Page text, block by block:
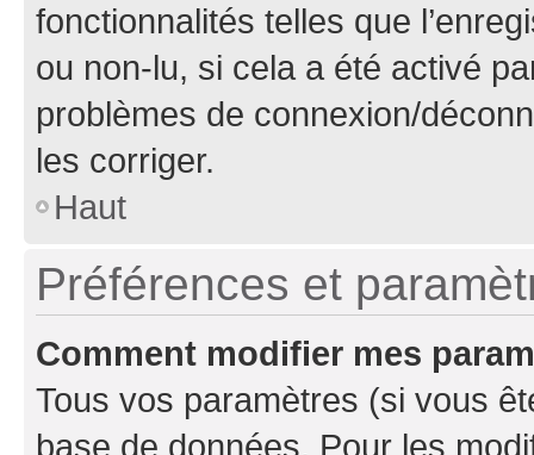
fonctionnalités telles que
ou non-lu, si cela a été activé
problèmes de connexion/
les corriger.
Haut
Préférences et
Comment modifier mes
Tous vos paramètres (si vous
base de données. Pour les